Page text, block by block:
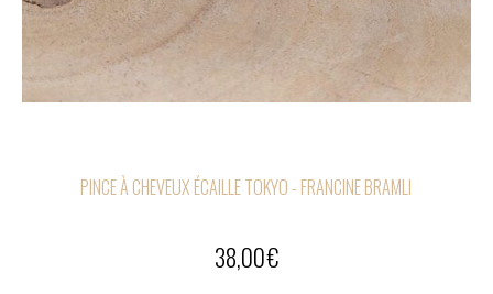
PINCE À CHEVEUX ÉCAILLE TOKYO - FRANCINE BRAMLI
38,00€